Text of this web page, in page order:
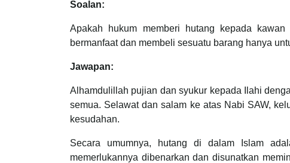
Soalan:
Apakah hukum memberi hutang kepada
bermanfaat dan membeli sesuatu barang hanya
Jawapan:
Alhamdulillah pujian dan syukur kepada Ilahi
semua. Selawat dan salam ke atas Nabi SAW,
kesudahan.
Secara umumnya, hutang di dalam Islam
memerlukannya dibenarkan dan disunatkan